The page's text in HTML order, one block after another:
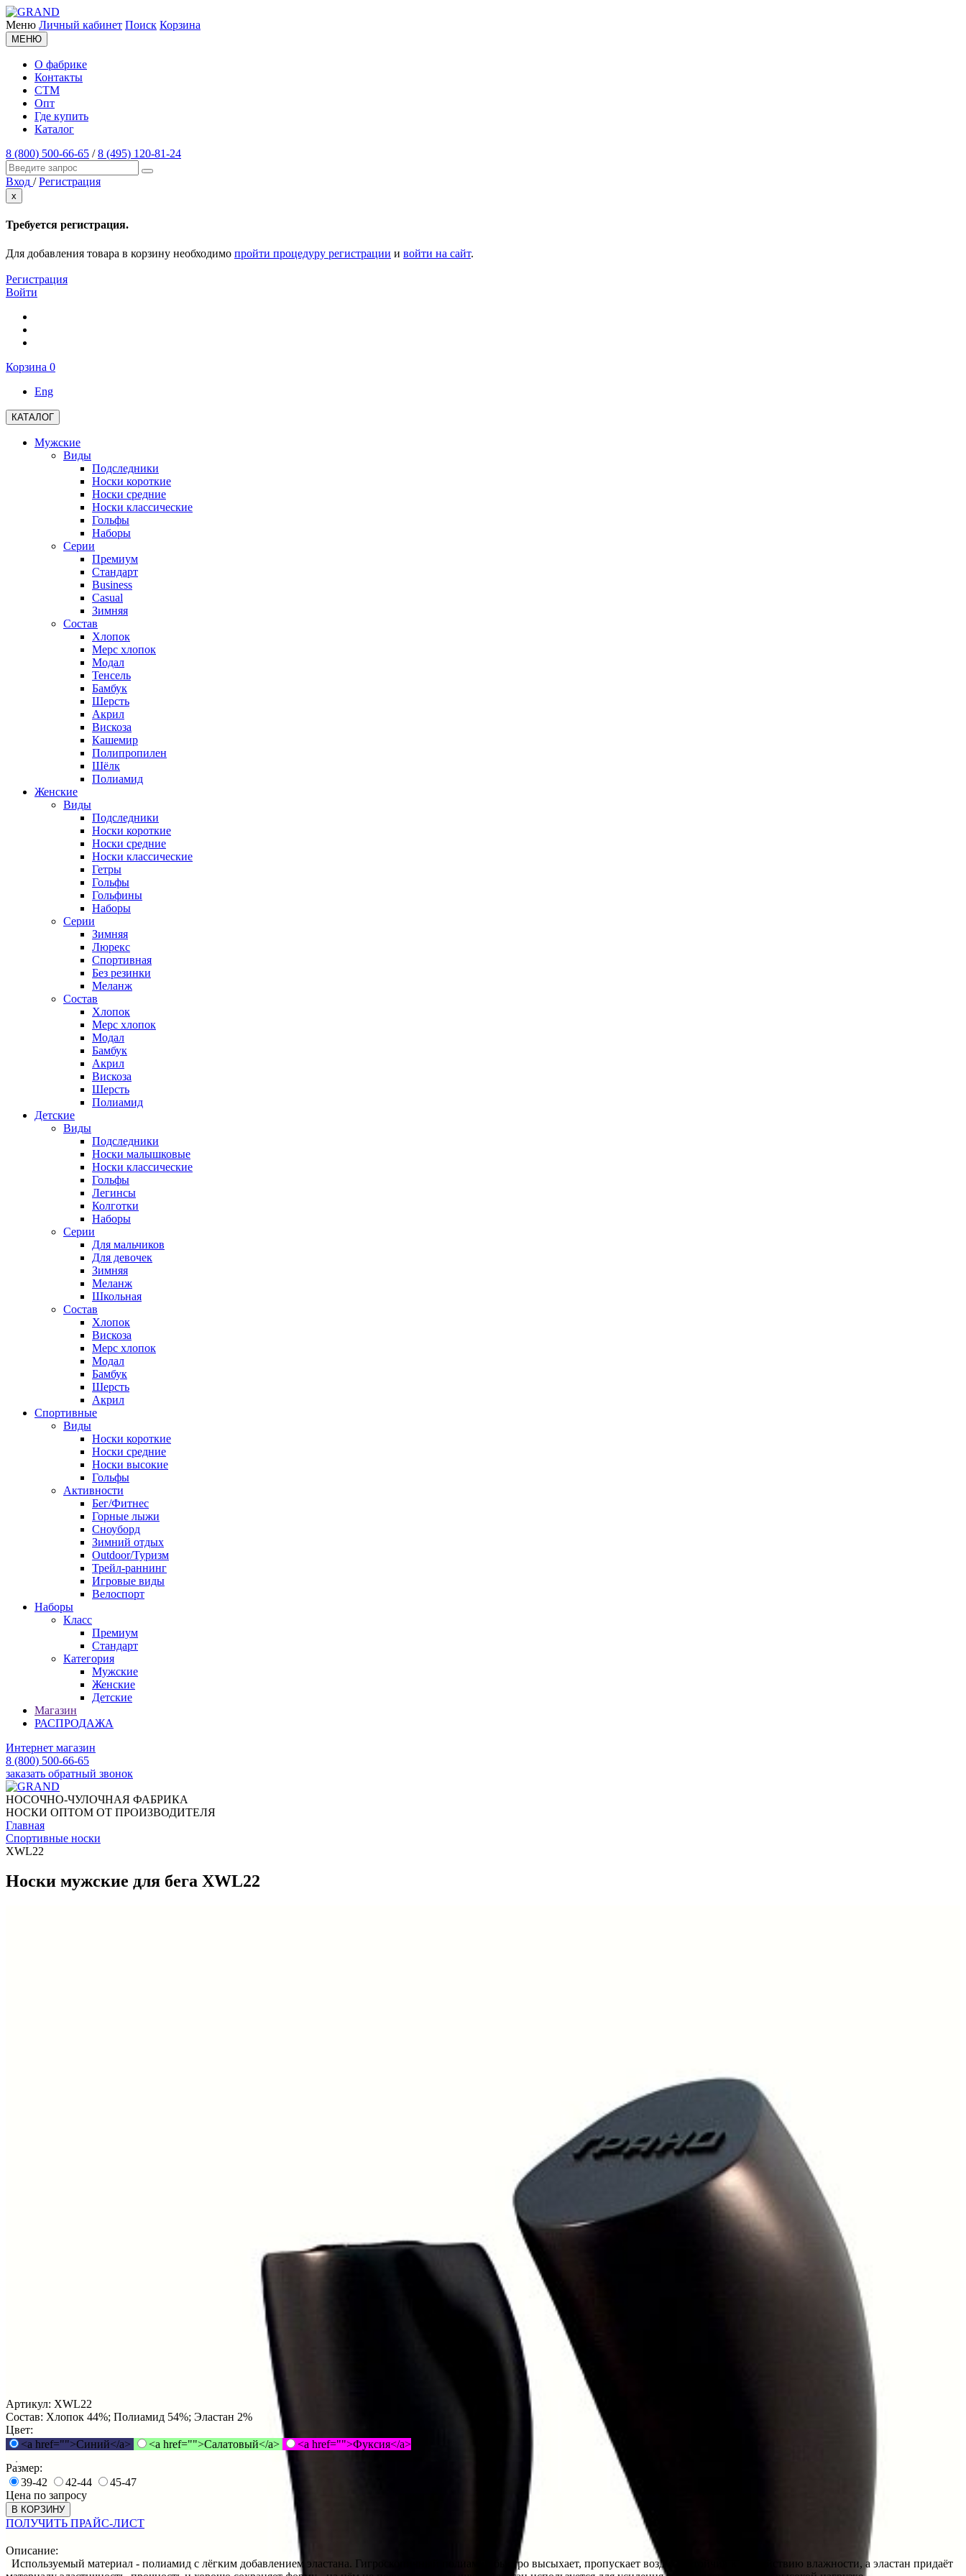
Меню Личный кабинет Поиск Корзина
МЕНЮ
О фабрике
Контакты
СТМ
Опт
Где купить
Каталог
8 (800) 500-66-65 /8 (495) 120-81-24
Вход / Регистрация
x
Требуется регистрация.
Для добавления товара в корзину необходимо пройти процедуру регистрации и войти на сайт.
Регистрация
Войти
Корзина 0
Eng
КАТАЛОГ
Мужские
Виды
Подследники
Носки короткие
Носки средние
Носки классические
Гольфы
Наборы
Серии
Премиум
Стандарт
Business
Casual
Зимняя
Состав
Хлопок
Мерс хлопок
Модал
Тенсель
Бамбук
Шерсть
Акрил
Вискоза
Кашемир
Полипропилен
Шёлк
Полиамид
Женские
Виды
Подследники
Носки короткие
Носки средние
Носки классические
Гетры
Гольфы
Гольфины
Наборы
Серии
Зимняя
Люрекс
Спортивная
Без резинки
Меланж
Состав
Хлопок
Мерс хлопок
Модал
Бамбук
Акрил
Вискоза
Шерсть
Полиамид
Детские
Виды
Подследники
Носки малышковые
Носки классические
Гольфы
Легинсы
Колготки
Наборы
Серии
Для мальчиков
Для девочек
Зимняя
Меланж
Школьная
Состав
Хлопок
Вискоза
Мерс хлопок
Модал
Бамбук
Шерсть
Акрил
Спортивные
Виды
Носки короткие
Носки средние
Носки высокие
Гольфы
Активности
Бег/Фитнес
Горные лыжи
Сноуборд
Зимний отдых
Outdoor/Туризм
Трейл-раннинг
Игровые виды
Велоспорт
Наборы
Класс
Премиум
Стандарт
Категория
Мужские
Женские
Детские
Магазин
РАСПРОДАЖА
Интернет магазин
8 (800) 500-66-65
заказать обратный звонок
НОСОЧНО-ЧУЛОЧНАЯ ФАБРИКА
НОСКИ ОПТОМ ОТ ПРОИЗВОДИТЕЛЯ
Главная
Спортивные носки
XWL22
Носки мужские для бега XWL22
Артикул: XWL22
Состав: Хлопок 44%; Полиамид 54%; Эластан 2%
Цвет:
<a href="">Синий</a>
<a href="">Салатовый</a>
<a href="">Фуксия</a>
Размер:
39-42
42-44
45-47
Цена по запросу
В КОРЗИНУ
ПОЛУЧИТЬ ПРАЙС-ЛИСТ
Описание:
Используемый материал - полиамид с лёгким добавлением эластана. Гигроскопичный полиамид быстро высыхает, пропускает воздух, устойчив к воздействию влажности, а эластан придаёт